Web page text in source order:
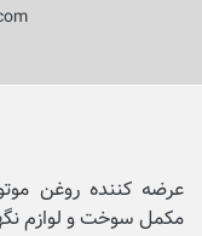
عرضه کننده روغن
مکمل‌ سوخت و لوازم